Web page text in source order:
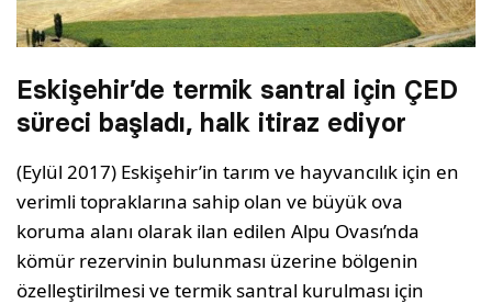
Eskişehir’de termik santral için ÇED
süreci başladı, halk itiraz ediyor
(Eylül 2017) Eskişehir’in tarım ve hayvancılık için en
verimli topraklarına sahip olan ve büyük ova
koruma alanı olarak ilan edilen Alpu Ovası’nda
kömür rezervinin bulunması üzerine bölgenin
özelleştirilmesi ve termik santral kurulması için